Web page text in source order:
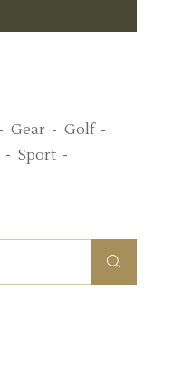
Gear
Golf
Sport